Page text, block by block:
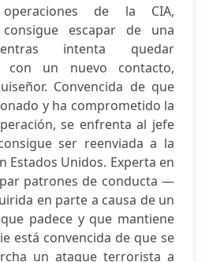
operaciones de la CIA,
consigue escapar de una
intenta quedar
con un nuevo contacto,
Convencida de que
y ha comprometido la
se enfrenta al jefe
ser reenviada a la
Estados Unidos. Experta en
patrones de conducta —
en parte a causa de un
padece y que mantiene
está convencida de que se
un ataque terrorista a